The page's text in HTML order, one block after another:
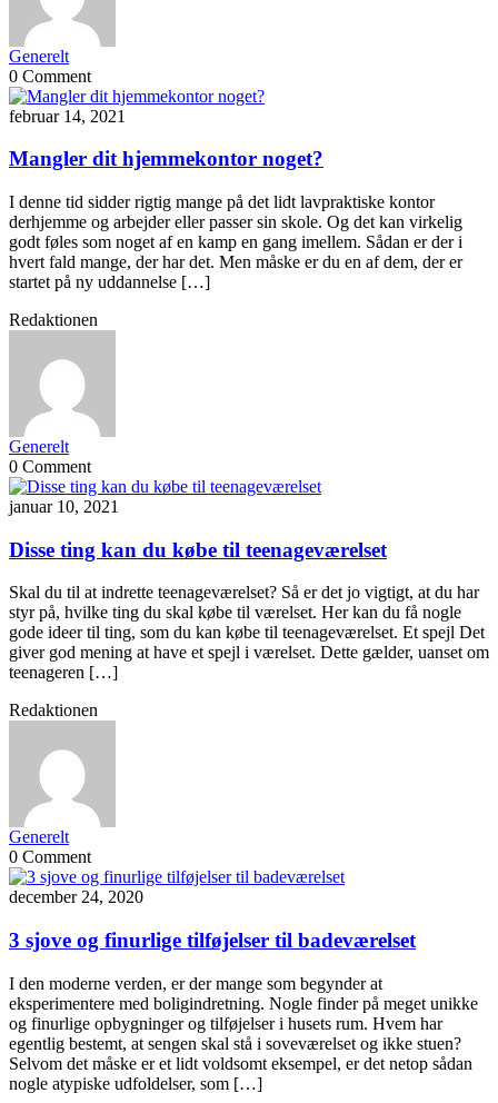
Generelt
0 Comment
februar 14, 2021
Mangler dit hjemmekontor noget?
I denne tid sidder rigtig mange på det lidt lavpraktiske kontor
derhjemme og arbejder eller passer sin skole. Og det kan virkelig
godt føles som noget af en kamp en gang imellem. Sådan er der i
hvert fald mange, der har det. Men måske er du en af dem, der er
startet på ny uddannelse […]
Redaktionen
Generelt
0 Comment
januar 10, 2021
Disse ting kan du købe til teenageværelset
Skal du til at indrette teenageværelset? Så er det jo vigtigt, at du har
styr på, hvilke ting du skal købe til værelset. Her kan du få nogle
gode ideer til ting, som du kan købe til teenageværelset. Et spejl Det
giver god mening at have et spejl i værelset. Dette gælder, uanset om
teenageren […]
Redaktionen
Generelt
0 Comment
december 24, 2020
3 sjove og finurlige tilføjelser til badeværelset
I den moderne verden, er der mange som begynder at
eksperimentere med boligindretning. Nogle finder på meget unikke
og finurlige opbygninger og tilføjelser i husets rum. Hvem har
egentlig bestemt, at sengen skal stå i soveværelset og ikke stuen?
Selvom det måske er et lidt voldsomt eksempel, er det netop sådan
nogle atypiske udfoldelser, som […]